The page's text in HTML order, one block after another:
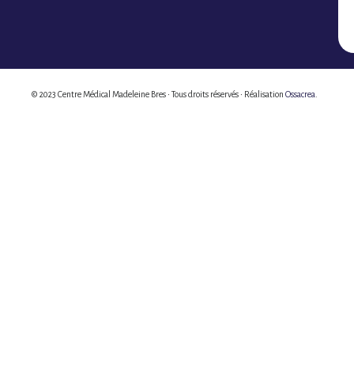
© 2023 Centre Médical Madeleine Bres • Tous droits réservés • Réalisation Ossacrea